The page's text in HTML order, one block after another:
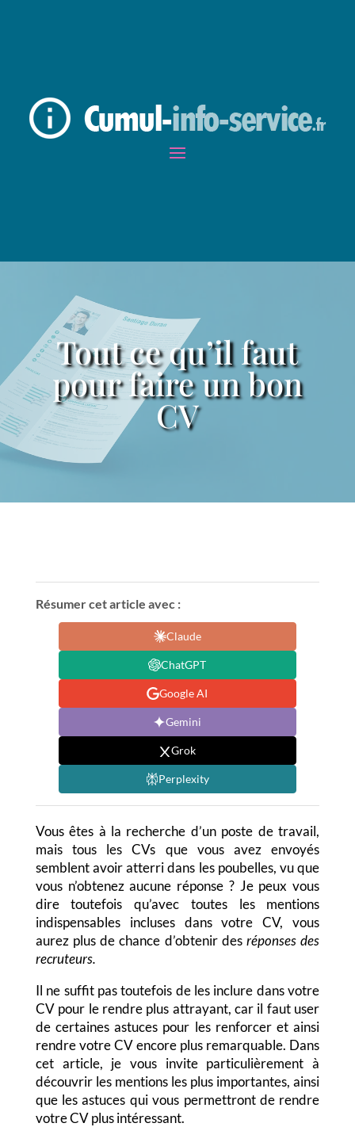
Tout ce qu’il faut
pour faire un bon
CV
Résumer cet article avec :
Claude
ChatGPT
Google AI
Gemini
Grok
Perplexity
Vous êtes à la recherche d’un poste de travail,
mais tous les CVs que vous avez envoyés
semblent avoir atterri dans les poubelles, vu que
vous n’obtenez aucune réponse ? Je peux vous
dire toutefois qu’avec toutes les mentions
indispensables incluses dans votre CV, vous
aurez plus de chance d’obtenir des réponses des
recruteurs.
Il ne suffit pas toutefois de les inclure dans votre
CV pour le rendre plus attrayant, car il faut user
de certaines astuces pour les renforcer et ainsi
rendre votre CV encore plus remarquable. Dans
cet article, je vous invite particulièrement à
découvrir les mentions les plus importantes, ainsi
que les astuces qui vous permettront de rendre
votre CV plus intéressant.